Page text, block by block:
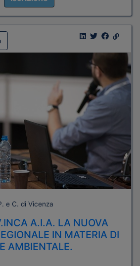
e C. di Vicenza
A.I.A. LA NUOVA
IN MATERIA DI
AMBIENTALE.